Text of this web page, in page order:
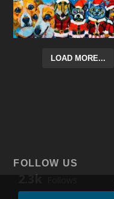
LOAD MORE...
FOLLOW US
2.3k